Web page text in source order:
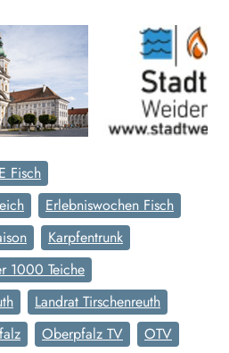
Fisch
Erlebniswochen Fisch
Karpfentrunk
1000 Teiche
Landrat Tirschenreuth
Oberpfalz TV
OTV